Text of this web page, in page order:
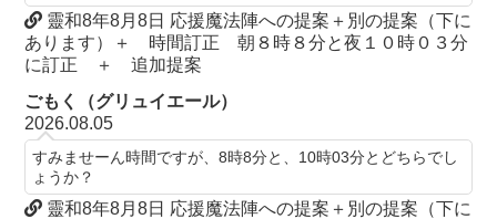
靈和8年8月8日 応援魔法陣への提案＋別の提案（下に
あります）＋ 時間訂正 朝８時８分と夜１０時０３分
に訂正 ＋ 追加提案
ごもく（グリュイエール）
2026.08.05
すみませーん時間ですが、8時8分と、10時03分とどちらでし
ょうか？
靈和8年8月8日 応援魔法陣への提案＋別の提案（下に